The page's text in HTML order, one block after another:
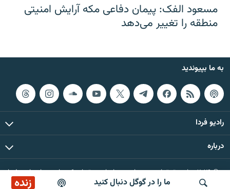
ما را در گوگل دنبال کنید زنده
مسعود الفک: پیمان دفاعی مکه آرایش امنیتی
منطقه را تغییر می‌دهد
به ما بپیوندید
رادیو فردا
درباره
© ۲۰۲۶ تمام حقوق این وب‌سایت، بر اساس مقررات کپی‌رایت، برای رادیو فردا
محفوظ است.